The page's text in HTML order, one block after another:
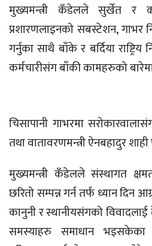
मुख्यमन्त्री कँडेलले सुर्खेत र
प्रशारणलाइनको सबस्टेशन, गाभर
गर्नुका साथै बाँके र बर्दिया
कर्मचारीसंग बाँकी कामहरुको
चिसापानी गाभरमा
तथा वातावरणमन्त्री ऐनबहादुर
मुख्यमन्त्री कँडेलले संस्थागत
छरितो सम्पन्न गर्न तर्फ ध्यान दिन
कानुनी र स्थानीयसंगको
समस्याहरु समाधान